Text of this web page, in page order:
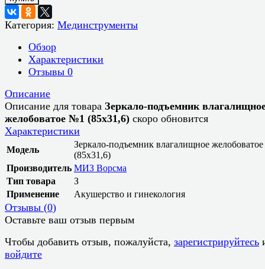
Категория: Мединструменты
Обзор
Характеристики
Отзывы 0
Описание
Описание для товара Зеркало-подъемник
желобоватое №1 (85x31,6) скоро обновится
Характеристики
Модель
Зеркало-подъемник влагалищное
(85x31,6)
Производитель МИЗ Ворсма
Тип товара
З
Применение
Акушерство и гинекология
Отзывы (0)
Оставьте ваш отзыв первым
Чтобы добавить отзыв, пожалуйста, зарегистрируйтесь
войдите